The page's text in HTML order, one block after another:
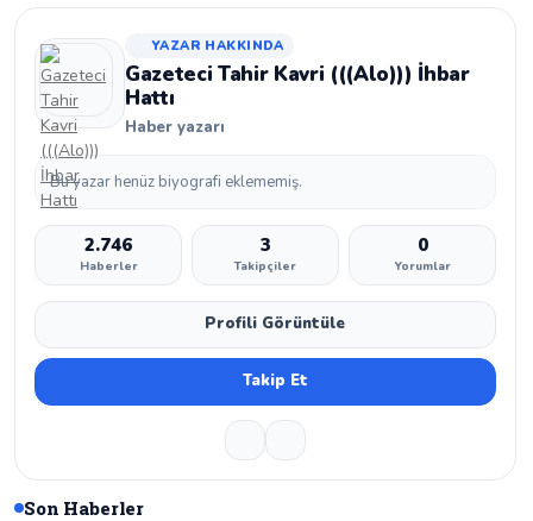
YAZAR HAKKINDA
Gazeteci Tahir Kavri (((Alo))) İhbar
Hattı
Haber yazarı
Bu yazar henüz biyografi eklememiş.
2.746
Haberler
3
Takipçiler
0
Yorumlar
Profili Görüntüle
Takip Et
Son Haberler